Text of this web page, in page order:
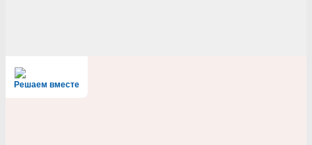
Решаем вместе